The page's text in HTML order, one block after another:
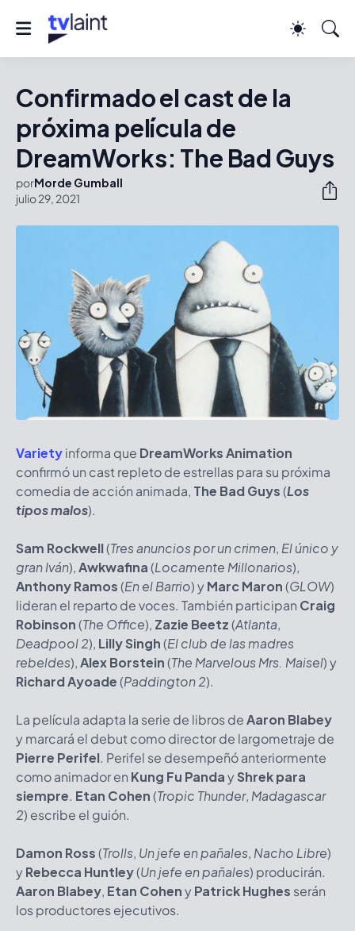
Confirmado el cast de la
próxima película de
DreamWorks: The Bad Guys
porMorde Gumball
julio 29, 2021
Varietyinforma que DreamWorks Animation
confirmó un cast repleto de estrellas para su próxima
comedia de acción animada, The Bad Guys(Los
tipos malos).
Sam Rockwell(Tres anuncios por un crimen, El único y
gran Iván),Awkwafina(Locamente Millonarios),
Anthony Ramos(En el Barrio) yMarc Maron(GLOW)
lideran el reparto de voces. También participan Craig
Robinson(The Office), Zazie Beetz(Atlanta,
Deadpool 2), Lilly Singh(El club de las madres
rebeldes),Alex Borstein(The Marvelous Mrs. Maisel) y
Richard Ayoade(Paddington 2).
La película adapta la serie de libros deAaron Blabey
y marcará el debut como director de largometraje de
Pierre Perifel. Perifel se desempeñó anteriormente
como animador en Kung Fu PandayShrek para
siempre. Etan Cohen(Tropic Thunder, Madagascar
2) escribe el guión.
Damon Ross(Trolls, Un jefe en pañales, Nacho Libre)
yRebecca Huntley(Un jefe en pañales) producirán.
Aaron Blabey, Etan CohenyPatrick Hughes serán
los productores ejecutivos.